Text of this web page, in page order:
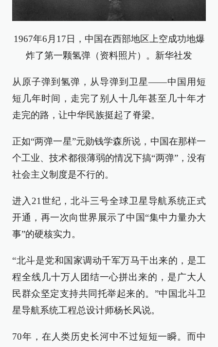
1967年6月17日，中国在西部地区上空成功地爆
炸了第一颗氢弹（资料照片）。新华社发
从原子弹到氢弹，从导弹到卫星——中国用短
短几年时间，走完了别人十几年甚至几十年才
走完的路，让中华民族挺起了脊梁。
正如“两弹一星”元勋钱学森所说，中国在那样一
个工业、技术都很薄弱的情况下搞“两弹”，没有
社会主义制度是不行的。
进入21世纪，北斗三号全球卫星导航系统正式
开通，再一次向世界展示了中国“集中力量办大
事”的硬核实力。
“北斗是党和国家调动千军万马干出来的，是工
程全线几十万人团结一心拼出来的，是广大人
民群众坚定支持共同托举起来的。”中国北斗卫
星导航系统工程总设计师杨长风说。
70年，在人类历史长河中不过短短一瞬。而中